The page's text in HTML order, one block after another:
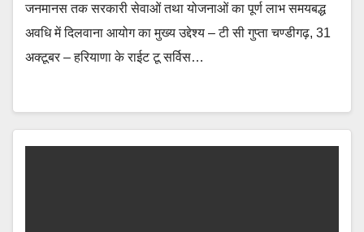
जनमानस तक सरकारी सेवाओं तथा योजनाओं का पूर्ण लाभ समयबद्ध
अवधि में दिलवाना आयोग का मुख्य उद्देश्य – टी सी गुप्ता चण्डीगढ़, 31
अक्टूबर – हरियाणा के राईट टू सर्विस…